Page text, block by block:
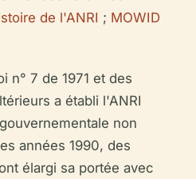
de l'ANRI ; MOWID
n° 7 de 1971 et des
a établi l'ANRI
non
années 1990, des
élargi sa portée avec